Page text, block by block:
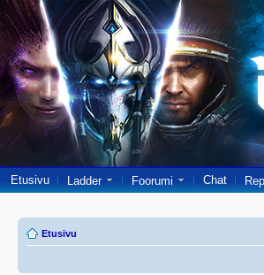
Etusivu Ladder Foorumi Chat
Etusivu